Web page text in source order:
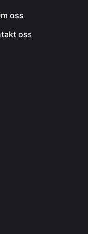
oss
oss